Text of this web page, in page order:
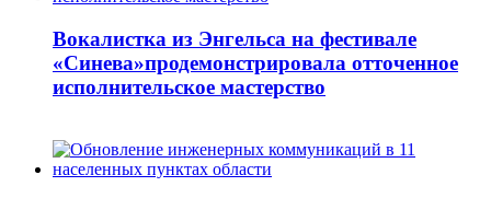
Вокалистка из Энгельса на фестивале
«Синева»продемонстрировала отточенное
исполнительское мастерство